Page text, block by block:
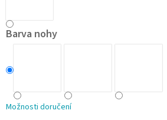
Barva nohy
Možnosti doručení